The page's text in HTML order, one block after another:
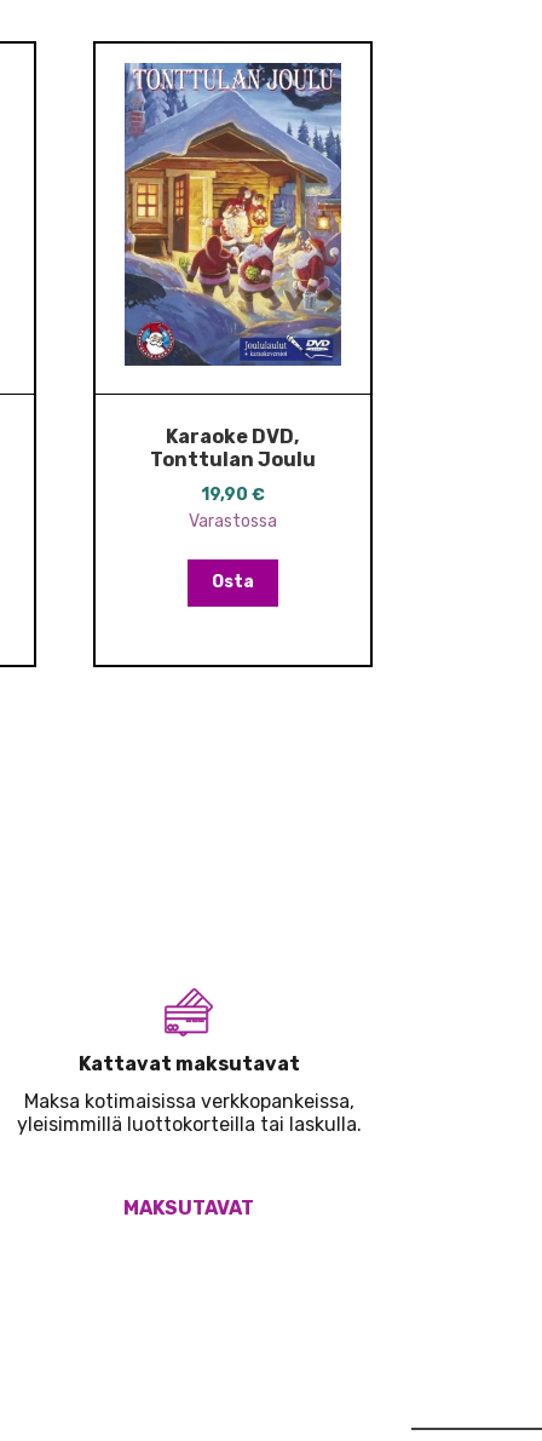
Karaoke DVD,
Tonttulan Joulu
19,90 €
Varastossa
Osta
Kattavat maksutavat
Maksa kotimaisissa verkkopankeissa,
yleisimmillä luottokorteilla tai laskulla.
MAKSUTAVAT